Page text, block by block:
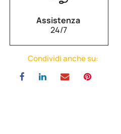
Assistenza
24/7
Condividi anche su: